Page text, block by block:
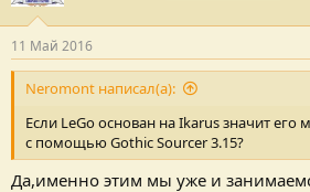
11 Май 2016
Neromont написал(а):
Если LeGo основан на Ikarus значит
с помощью Gothic Sourcer 3.15?
Да,именно этим мы уже и